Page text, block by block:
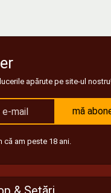
apărute pe site-ul
mă
că am peste 18 ani.